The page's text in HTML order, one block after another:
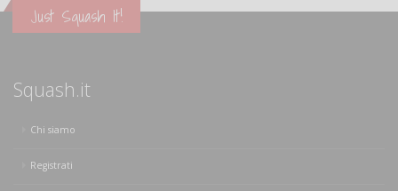
Just Squash It!
Squash.it
Chi siamo
Registrati